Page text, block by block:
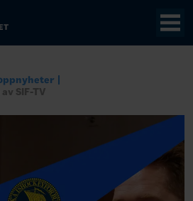
SIF-TV